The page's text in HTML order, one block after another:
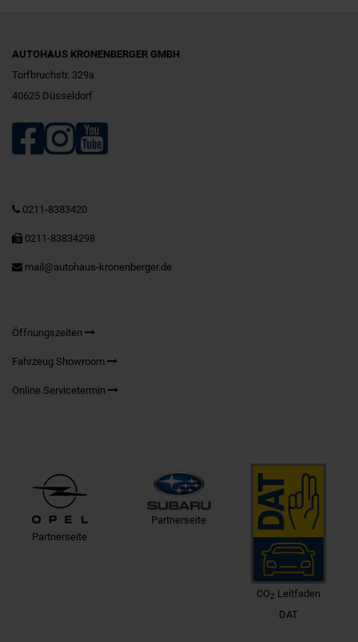
AUTOHAUS KRONENBERGER GMBH
Torfbruchstr. 329a
40625 Düsseldorf
0211-8383420
0211-83834298
mail@autohaus-kronenberger.de
Öffnungszeiten
Fahrzeug Showroom
Online Servicetermin
Partnerseite
Partnerseite
CO2 Leitfaden
DAT